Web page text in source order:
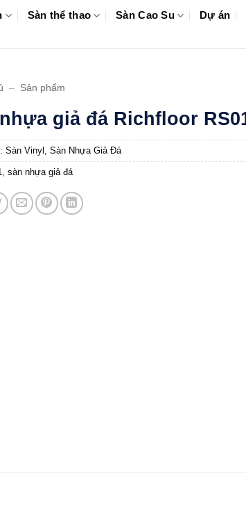
Sàn thể thao Sàn Cao Su Dự án
– Sản phẩm
giả đá Richfloor
Sàn Vinyl , Sàn Nhựa Giả Đá
, sàn nhựa giả đá